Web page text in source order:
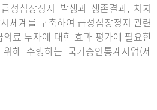
성심장정지 발생과 생존결과, 처치
체계를 구축하여 급성심장정지 관련
료 투자에 대한 효과 평가에 필요한
해 수행하는 국가승인통계사업(제